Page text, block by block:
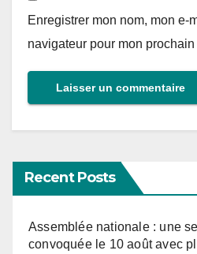
Enregistrer mon nom, mon e-
navigateur pour mon
Recent Posts
Assemblée nationale : une
convoquée le 10 août avec